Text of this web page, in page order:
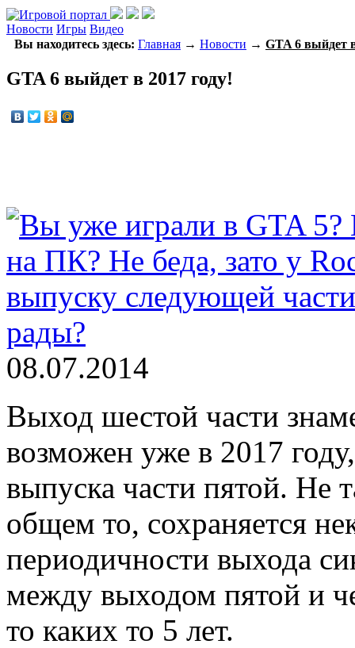
Новости Игры Видео
Вы находитесь здесь: Главная → Новости → GTA 6 выйдет
GTA 6 выйдет в 2017 году!
08.07.2014
Выход шестой части
возможен уже в 2017
выпуска части пятой. Не
общем то, сохраняется
периодичности выхода
между выходом пятой и
то каких то 5 лет.